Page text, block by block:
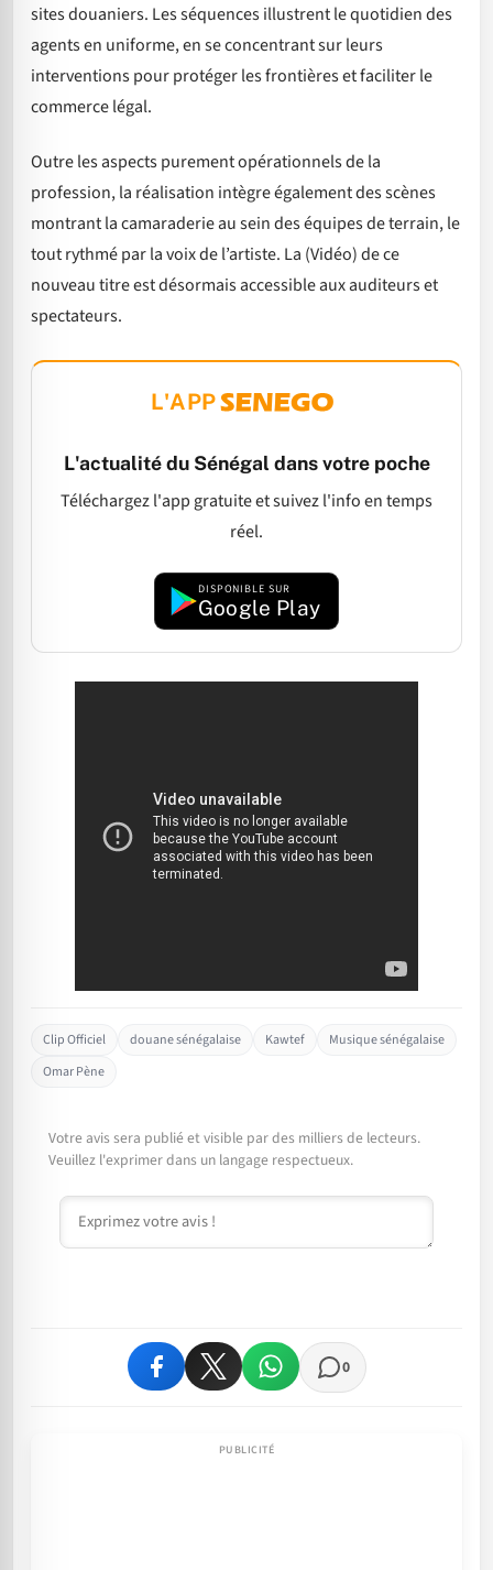
sites douaniers. Les séquences illustrent le quotidien des
agents en uniforme, en se concentrant sur leurs
interventions pour protéger les frontières et faciliter le
commerce légal.
Outre les aspects purement opérationnels de la
profession, la réalisation intègre également des scènes
montrant la camaraderie au sein des équipes de terrain, le
tout rythmé par la voix de l’artiste. La (Vidéo) de ce
nouveau titre est désormais accessible aux auditeurs et
spectateurs.
L'APP
L'actualité du Sénégal dans votre poche
Téléchargez l'app gratuite et suivez l'info en temps
réel.
DISPONIBLE SUR
Google Play
Clip Officiel douane sénégalaise Kawtef
Musique sénégalaise
Omar Pène
Votre avis sera publié et visible par des milliers de lecteurs.
Veuillez l'exprimer dans un langage respectueux.
Commentaire
0